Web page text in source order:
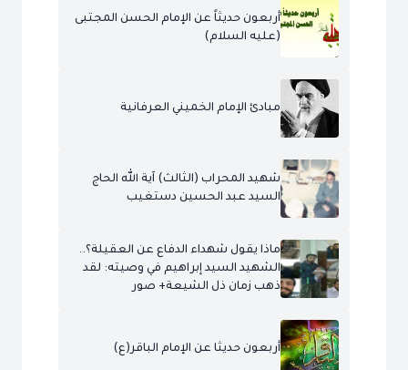
أربعون حديثاً عن الإمام الحسن المجتبى
(عليه السلام)
مبادئ الإمام الخميني العرفانية
شهيد المحراب (الثالث) آية الله الحاج
السيد عبد الحسين دستغيب
ماذا يقول شهداء الدفاع عن العقيلة؟..
الشهيد السيد إبراهيم في وصيته: لقد
ذهب زمان ذل الشيعة+ صور
أربعون حديثا عن الإمام الباقر(ع)